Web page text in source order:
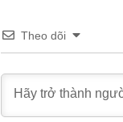
Theo dõi